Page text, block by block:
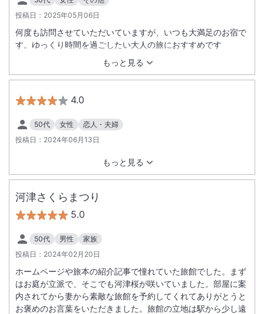
投稿日： 2025年05月06日
もっと見る
何度も訪問させていただいていますが、いつも大満足のお宿で
す。ゆっくり時間を過ごしたい大人の旅におすすめです
4.0
50代 女性
恋人・夫婦
投稿日： 2024年06月13日
もっと見る
河津さくらまつり
5.0
50代 男性
家族
投稿日： 2024年02月20日
ホームページや旅本の紹介記事で憧れていた旅館でした。まず
はお庭が立派で、そこでも河津桜が咲いていました。部屋に案
内されてから妻から素敵な旅館を予約してくれてありがとうと
お褒めのお言葉をいただきました。旅館の立地は駅から少し遠